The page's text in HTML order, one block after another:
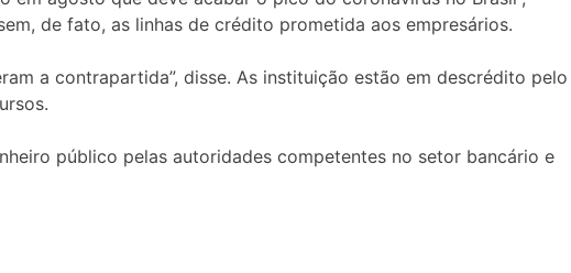
de fato, as linhas de crédito prometida aos empresários.
a contrapartida”, disse. As instituição estão em descrédito pelo
público pelas autoridades competentes no setor bancário e